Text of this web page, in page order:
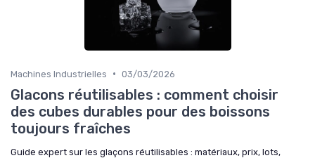
Machines Industrielles • 03/03/2026
Glacons réutilisables : comment choisir
des cubes durables pour des boissons
toujours fraîches
Guide expert sur les glaçons réutilisables : matériaux, prix, lots,